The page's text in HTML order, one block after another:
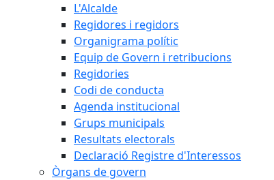
L'Alcalde
Regidores i regidors
Organigrama polític
Equip de Govern i retribucions
Regidories
Codi de conducta
Agenda institucional
Grups municipals
Resultats electorals
Declaració Registre d'Interessos
Òrgans de govern